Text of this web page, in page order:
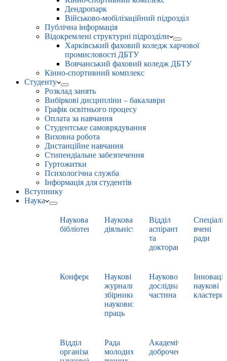
Дендропарк
Військово-мобілізаційний підрозділ
Публічна інформація
Відокремлені структурні підрозділи
Харківський фаховий коледж харчової
промисловості ДБТУ
Вовчанський фаховий коледж ДБТУ
Кінно-спортивний комплекс
Студенту
Розклад занять
Вибіркові дисципліни – бакалаври
Графік освітнього процесу
Оплата за навчання
Студентське самоврядування
Виховна робота
Дистанційне навчання
Стипендіальне забезпечення
Гуртожитки
Психологічна служба
Інформація для студентів
Вступнику
Наука
Наукова
бібліотека
Наукова
діяльність
Відділ
аспірантури
та
докторантури
вчені
ради
Конференції
Наукові
журнали,
збірники
наукових
праць
Науково-
дослідна
частина
наукові
кластери
Відділ
організації
Рада
молодих
Академічна
доброчесність